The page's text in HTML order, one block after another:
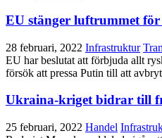
EU stänger luftrummet för
28 februari, 2022 Infrastruktur
EU har beslutat att förbjuda allt
försök att pressa Putin till att
Ukraina-kriget bidrar till
25 februari, 2022 Handel